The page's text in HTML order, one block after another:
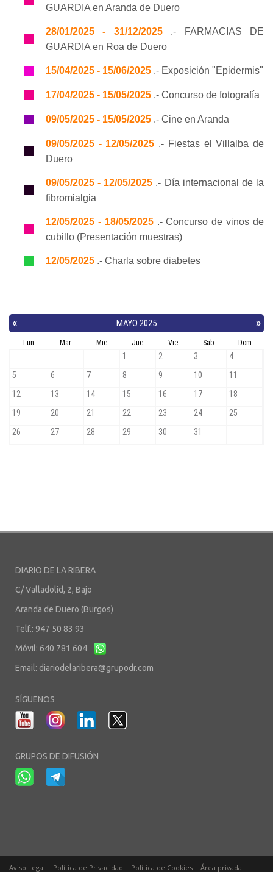
GUARDIA en Aranda de Duero
28/01/2025 - 31/12/2025.- FARMACIAS DE
GUARDIA en Roa de Duero
15/04/2025 - 15/06/2025 .- Exposición "Epidermis"
17/04/2025 - 15/05/2025 .- Concurso de fotografía
09/05/2025 - 15/05/2025 .- Cine en Aranda
09/05/2025 - 12/05/2025 .- Fiestas el Villalba de
Duero
09/05/2025 - 12/05/2025 .- Día internacional de la
fibromialgia
12/05/2025 - 18/05/2025.- Concurso de vinos de
cubillo (Presentación muestras)
12/05/2025 .- Charla sobre diabetes
DIARIO DE LA RIBERA
C/ Valladolid, 2, Bajo
Aranda de Duero (Burgos)
Telf.: 947 50 83 93
Móvil: 640 781 604
Email: diariodelaribera@grupodr.com
SÍGUENOS
GRUPOS DE DIFUSIÓN
Aviso Legal Política de Privacidad Política de Cookies Área privada